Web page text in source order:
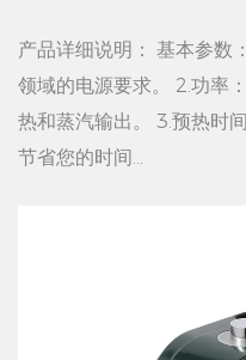
产品详细说明： 基本参数： 1.电压：220-240V，适合很多
领域的电源要求。 2.功率：2000W，大功率设计保证快速加
热和蒸汽输出。 3.预热时间（秒）：≤60S，快速预热功能，
节省您的时间...